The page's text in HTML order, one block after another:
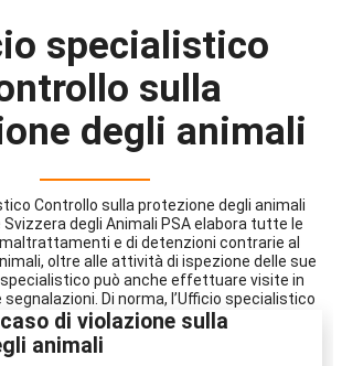
specialistico
sulla
degli animali
Controllo sulla protezione degli animali
degli Animali PSA elabora tutte le
e di detenzioni contrarie al
oltre alle attività di ispezione delle sue
specialistico può anche effettuare visite in
segnalazioni. Di norma, l’Ufficio specialistico
di animali sui requisiti minimi previsti
protezione degli animali applicabile e
praticabili a vantaggio degli
di violazione sulla
animali